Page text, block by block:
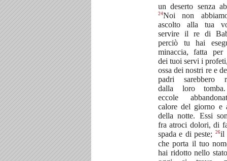
un deserto senza
24Noi non
ascolto alla tua
servire il re di
perciò tu hai
minaccia, fatta per
dei tuoi servi i
ossa dei nostri re e
padri sarebbero
dalla loro
eccole
calore del giorno e
della notte. Essi
fra atroci dolori, di
spada e di peste; 26il
che porta il tuo
hai ridotto nello